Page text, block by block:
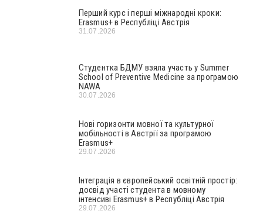
Перший курс і перші міжнародні кроки:
Erasmus+ в Республіці Австрія
31.07.2026
Студентка БДМУ взяла участь у Summer
School of Preventive Medicine за програмою
NAWA
30.07.2026
Нові горизонти мовної та культурної
мобільності в Австрії за програмою
Erasmus+
29.07.2026
Інтеграція в європейський освітній простір:
досвід участі студента в мовному
інтенсиві Erasmus+ в Республіці Австрія
29.07.2026